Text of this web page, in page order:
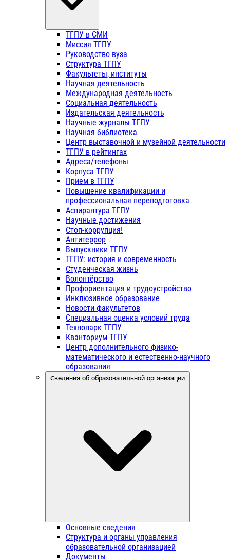
ТГПУ в СМИ
Миссия ТГПУ
Руководство вуза
Структура ТГПУ
Факультеты, институты
Научная деятельность
Международная деятельность
Социальная деятельность
Издательская деятельность
Научные журналы ТГПУ
Научная библиотека
Центр выставочной и музейной деятельности
ТГПУ в рейтингах
Адреса/телефоны
Корпуса ТГПУ
Прием в ТГПУ
Повышение квалификации и
профессиональная переподготовка
Аспирантура ТГПУ
Научные достижения
Стоп-коррупция!
Антитеррор
Выпускники ТГПУ
ТГПУ: история и современность
Студенческая жизнь
Волонтёрство
Профориентация и трудоустройство
Инклюзивное образование
Новости факультетов
Специальная оценка условий труда
Технопарк ТГПУ
Кванториум ТГПУ
Центр дополнительного физико-
математического и естественно-научного
образования
Сведения об образовательной организации
Основные сведения
Структура и органы управления
образовательной организацией
Документы